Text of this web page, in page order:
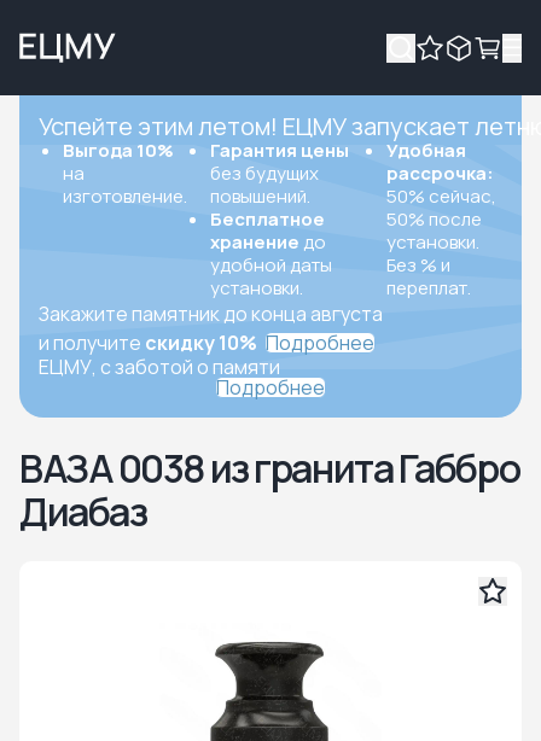
Успейте этим летом! ЕЦМУ запускает
Выгода 10%
на
изготовление.
Гарантия цены
без будущих
повышений.
Бесплатное
хранение до
удобной даты
установки.
Удобная
рассрочка:
50% сейчас,
50% после
установки.
Без % и
переплат.
Закажите памятник до конца августа
и получите скидку 10% Подробнее
ЕЦМУ, с заботой о памяти
Подробнее
ВАЗА 0038 из гранита Габбро
Диабаз